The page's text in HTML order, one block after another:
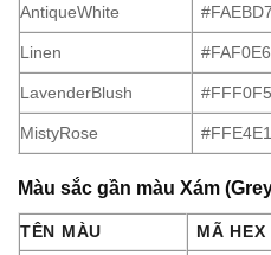
AntiqueWhite #FAEBD7
Linen #FAF0E6
LavenderBlush #FFF0F5
MistyRose #FFE4E1
Màu sắc gần màu Xám
TÊN MÀU MÃ HEX